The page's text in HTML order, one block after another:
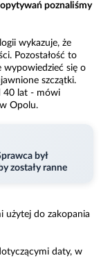
poznaliśmy
wykazuje, że
Pozostałość to
wypowiedzieć się o
szczątki.
40 lat - mówi
Opolu.
był
zostały ranne
użytej do zakopania
daty, w